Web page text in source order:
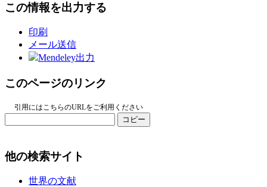
この情報を出力する
印刷
メール送信
Mendeley出力
このページのリンク
引用にはこちらのURLをご利用ください
コピー
他の検索サイト
世界の文献